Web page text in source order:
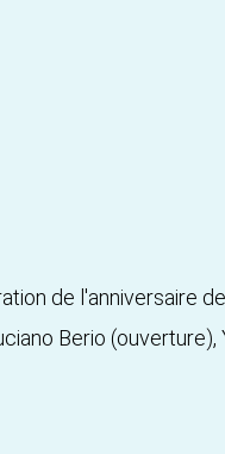
de l'anniversaire
Berio (ouverture),